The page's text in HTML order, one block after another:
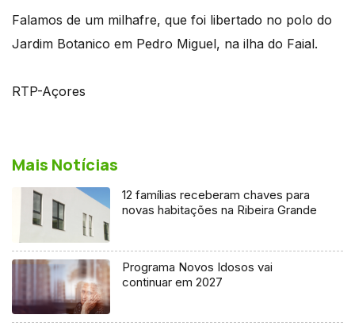
Falamos de um milhafre, que foi libertado no polo do
Jardim Botanico em Pedro Miguel, na ilha do Faial.
RTP-Açores
Mais Notícias
12 famílias receberam chaves para
novas habitações na Ribeira Grande
Programa Novos Idosos vai
continuar em 2027